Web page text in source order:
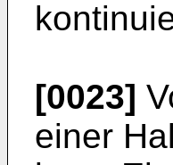
[0023]
einer